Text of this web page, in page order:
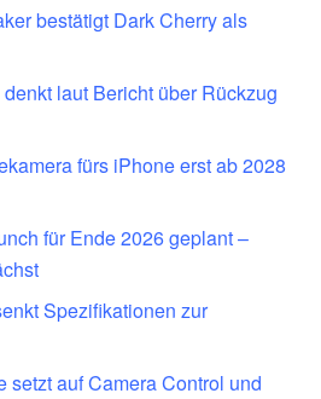
bestätigt Dark Cherry als
laut Bericht über Rückzug
fürs iPhone erst ab 2028
für Ende 2026 geplant –
Spezifikationen zur
setzt auf Camera Control und